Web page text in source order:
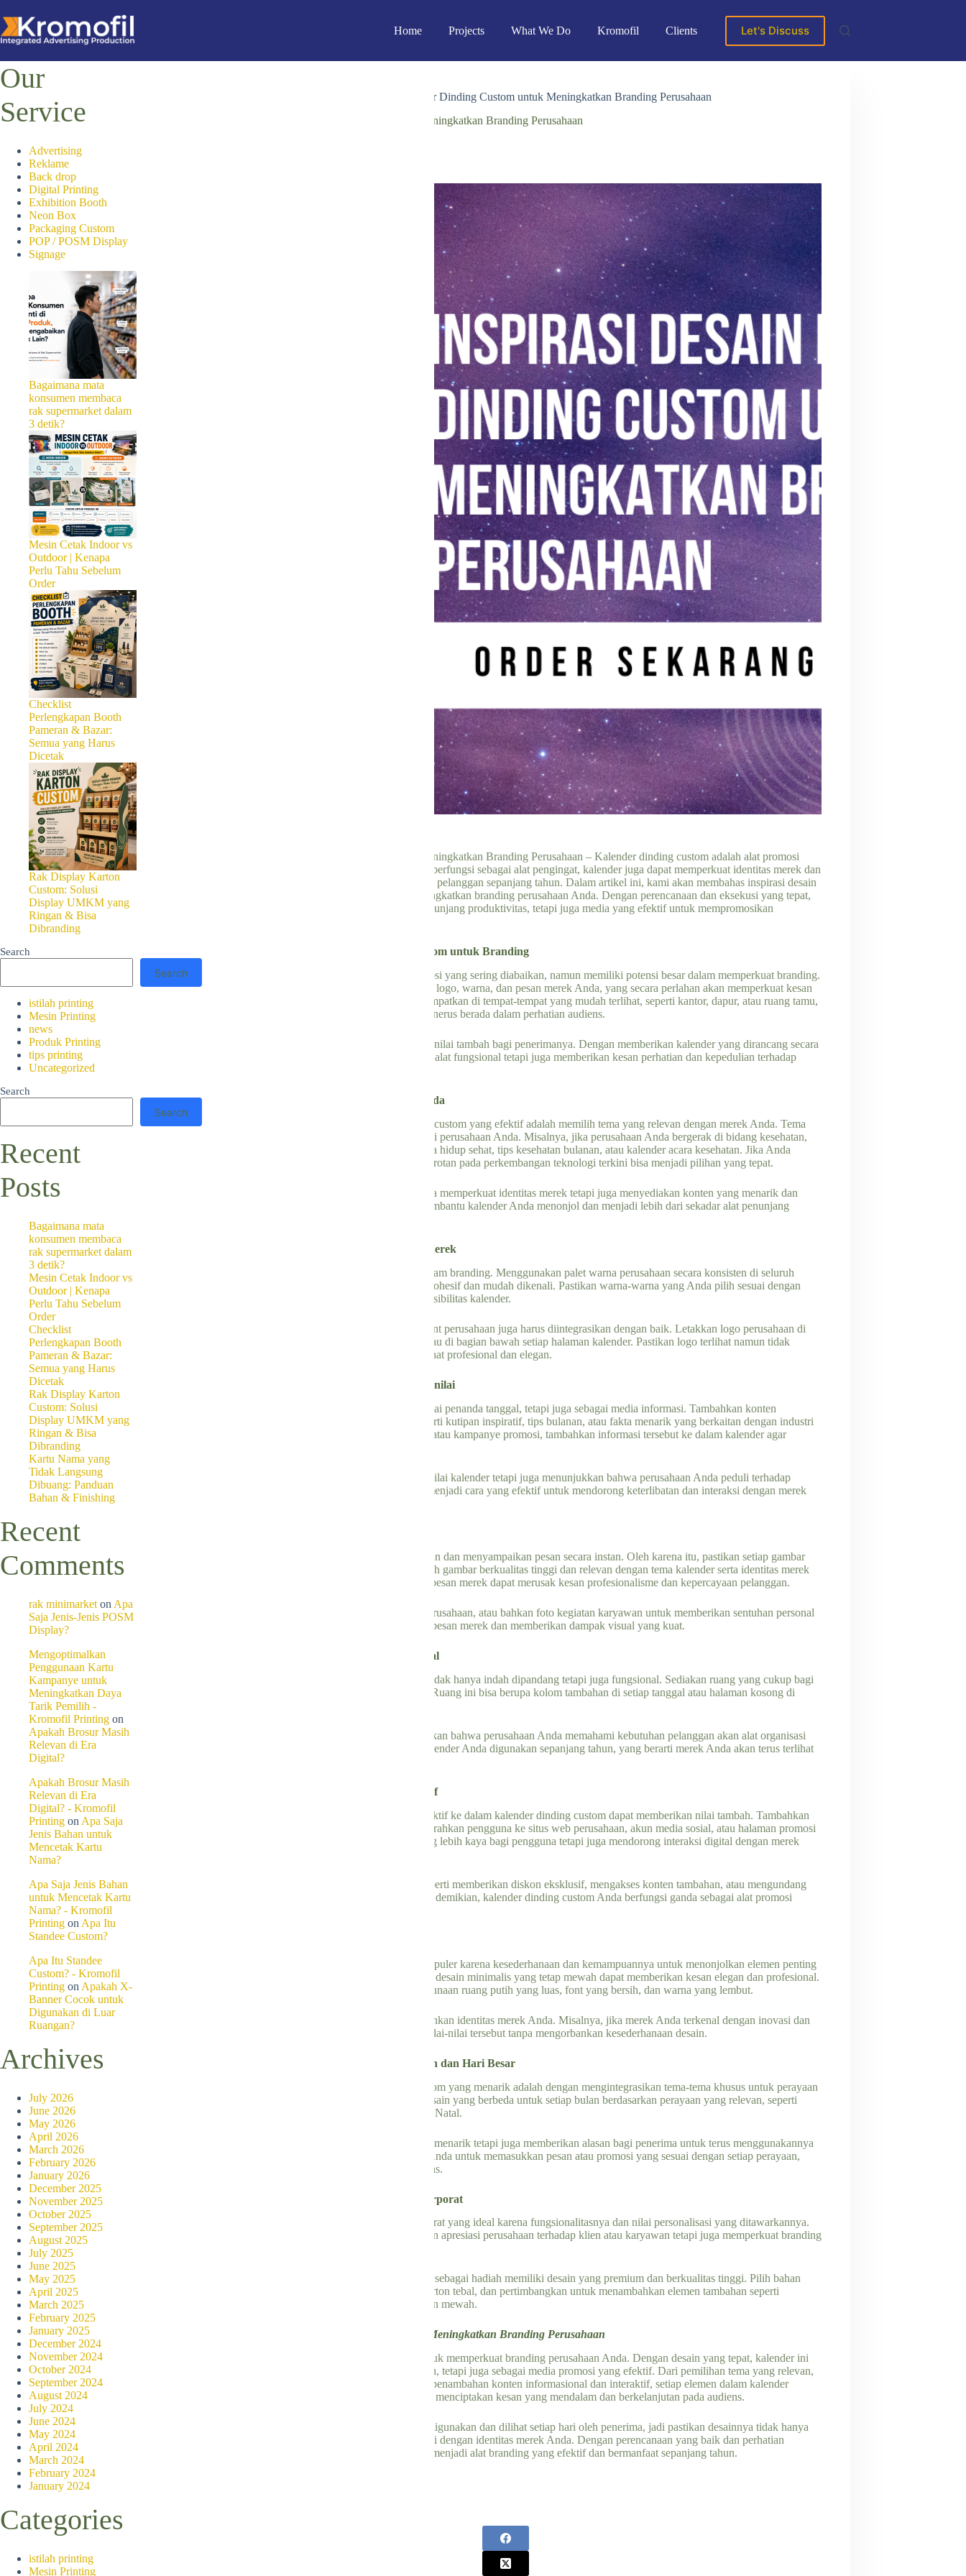
Home Projects What We Do Kromofil Clients Let's Discuss
Inspirasi Desain Kalender Dinding Custom untuk Meningkatkan Branding Perusahaan
Inspirasi Desain Kalender Dinding Custom untuk Meningkatkan Branding Perusahaan
Inspirasi Desain Kalender Dinding Custom untuk Meningkatkan Branding Perusahaan – Kalender dinding custom adalah alat promosi
yang serbaguna dan efektif untuk perusahaan. Selain berfungsi sebagai alat pengingat, kalender juga dapat memperkuat identitas merek dan
menjaga brand Anda tetap hadir di hadapan klien atau pelanggan sepanjang tahun. Dalam artikel ini, kami akan membahas inspirasi desain
kalender dinding custom yang dapat membantu meningkatkan branding perusahaan Anda. Dengan perencanaan dan eksekusi yang tepat,
kalender dinding custom tidak hanya menjadi alat penunjang produktivitas, tetapi juga media yang efektif untuk mempromosikan
1. Memahami Pentingnya Kalender Dinding Custom untuk Branding
Kalender dinding custom adalah salah satu alat promosi yang sering diabaikan, namun memiliki potensi besar dalam memperkuat branding.
Setiap bulan, pelanggan atau klien Anda akan melihat logo, warna, dan pesan merek Anda, yang secara perlahan akan memperkuat kesan
merek di benak mereka. Kalender ini juga sering ditempatkan di tempat-tempat yang mudah terlihat, seperti kantor, dapur, atau ruang tamu,
sehingga memungkinkan merek Anda untuk terus-menerus berada dalam perhatian audiens.
Selain itu, kalender dinding custom juga memberikan nilai tambah bagi penerimanya. Dengan memberikan kalender yang dirancang secara
personal dan menarik, Anda tidak hanya memberikan alat fungsional tetapi juga memberikan kesan perhatian dan kepedulian terhadap
2. Memilih Tema yang Relevan dengan Merek Anda
Langkah pertama dalam merancang kalender dinding custom yang efektif adalah memilih tema yang relevan dengan merek Anda. Tema
kalender harus mencerminkan nilai-nilai, visi, dan misi perusahaan Anda. Misalnya, jika perusahaan Anda bergerak di bidang kesehatan,
Anda dapat memilih tema yang berkaitan dengan gaya hidup sehat, tips kesehatan bulanan, atau kalender acara kesehatan. Jika Anda
berada di industri teknologi, tema futuristik dengan sorotan pada perkembangan teknologi terkini bisa menjadi pilihan yang tepat.
Dengan memilih tema yang relevan, Anda tidak hanya memperkuat identitas merek tetapi juga menyediakan konten yang menarik dan
berguna bagi audiens Anda. Tema yang kuat juga membantu kalender Anda menonjol dan menjadi lebih dari sekadar alat penunjang
3. Mengintegrasikan Warna dan Elemen Visual Merek
Warna adalah salah satu elemen visual paling kuat dalam branding. Menggunakan palet warna perusahaan secara konsisten di seluruh
kalender membantu menciptakan kesan merek yang kohesif dan mudah dikenali. Pastikan warna-warna yang Anda pilih sesuai dengan
identitas visual merek Anda dan tidak mengganggu visibilitas kalender.
Selain warna, elemen visual seperti logo, ikon, dan font perusahaan juga harus diintegrasikan dengan baik. Letakkan logo perusahaan di
tempat yang strategis, misalnya di sudut kanan atas atau di bagian bawah setiap halaman kalender. Pastikan logo terlihat namun tidak
mendominasi keseluruhan desain, sehingga tetap terlihat profesional dan elegan.
4. Menambahkan Konten Informasional yang Bernilai
Kalender dinding custom tidak hanya berfungsi sebagai penanda tanggal, tetapi juga sebagai media informasi. Tambahkan konten
informasional yang bernilai untuk audiens Anda, seperti kutipan inspiratif, tips bulanan, atau fakta menarik yang berkaitan dengan industri
Anda. Jika perusahaan Anda memiliki event bulanan atau kampanye promosi, tambahkan informasi tersebut ke dalam kalender agar
Konten informasional ini tidak hanya meningkatkan nilai kalender tetapi juga menunjukkan bahwa perusahaan Anda peduli terhadap
edukasi dan kepuasan pelanggannya. Ini juga dapat menjadi cara yang efektif untuk mendorong keterlibatan dan interaksi dengan merek
Gambar memiliki kemampuan untuk menarik perhatian dan menyampaikan pesan secara instan. Oleh karena itu, pastikan setiap gambar
yang digunakan dalam kalender dinding custom adalah gambar berkualitas tinggi dan relevan dengan tema kalender serta identitas merek
Anda. Gambar yang buram atau tidak sesuai dengan pesan merek dapat merusak kesan profesionalisme dan kepercayaan pelanggan.
Anda dapat menggunakan gambar produk, proyek perusahaan, atau bahkan foto kegiatan karyawan untuk memberikan sentuhan personal
pada kalender. Pastikan gambar tersebut mendukung pesan merek dan memberikan dampak visual yang kuat.
6. Menyediakan Ruang untuk Catatan dan Jadwal
Kalender dinding yang efektif adalah kalender yang tidak hanya indah dipandang tetapi juga fungsional. Sediakan ruang yang cukup bagi
pengguna untuk mencatat acara, janji, atau to-do list. Ruang ini bisa berupa kolom tambahan di setiap tanggal atau halaman kosong di
Dengan menyediakan ruang catatan, Anda menunjukkan bahwa perusahaan Anda memahami kebutuhan pelanggan akan alat organisasi
yang praktis. Ini juga meningkatkan kemungkinan kalender Anda digunakan sepanjang tahun, yang berarti merek Anda akan terus terlihat
7. Menambahkan Kode QR atau Tautan Interaktif
Di era digital saat ini, mengintegrasikan elemen interaktif ke dalam kalender dinding custom dapat memberikan nilai tambah. Tambahkan
kode QR atau tautan yang dapat di-scan untuk mengarahkan pengguna ke situs web perusahaan, akun media sosial, atau halaman promosi
khusus. Ini tidak hanya memberikan pengalaman yang lebih kaya bagi pengguna tetapi juga mendorong interaksi digital dengan merek
Kode QR dapat digunakan untuk berbagai tujuan, seperti memberikan diskon eksklusif, mengakses konten tambahan, atau mengundang
pelanggan untuk berpartisipasi dalam survey. Dengan demikian, kalender dinding custom Anda berfungsi ganda sebagai alat promosi
Minimalisme dalam desain telah menjadi tren yang populer karena kesederhanaan dan kemampuannya untuk menonjolkan elemen penting
tanpa mengganggu. Kalender dinding custom dengan desain minimalis yang tetap mewah dapat memberikan kesan elegan dan profesional.
Pilihlah elemen desain yang sederhana, seperti penggunaan ruang putih yang luas, font yang bersih, dan warna yang lembut.
Namun, pastikan desain minimalis ini tetap mencerminkan identitas merek Anda. Misalnya, jika merek Anda terkenal dengan inovasi dan
kreativitas, tambahkan elemen yang mencerminkan nilai-nilai tersebut tanpa mengorbankan kesederhanaan desain.
9. Kalender dengan Tema Khusus untuk Perayaan dan Hari Besar
Salah satu cara untuk membuat kalender dinding custom yang menarik adalah dengan mengintegrasikan tema-tema khusus untuk perayaan
dan hari besar. Misalnya, Anda dapat menciptakan desain yang berbeda untuk setiap bulan berdasarkan perayaan yang relevan, seperti
Tahun Baru, Hari Valentine, Hari Kemerdekaan, atau Natal.
Tema khusus ini tidak hanya membuat kalender lebih menarik tetapi juga memberikan alasan bagi penerima untuk terus menggunakannya
sepanjang tahun. Selain itu, ini juga memungkinkan Anda untuk memasukkan pesan atau promosi yang sesuai dengan setiap perayaan,
memperkuat hubungan antara merek Anda dan audiens.
10. Kalender Dinding Custom sebagai Hadiah Korporat
Kalender dinding custom adalah pilihan hadiah korporat yang ideal karena fungsionalitasnya dan nilai personalisasi yang ditawarkannya.
Sebagai hadiah, kalender ini tidak hanya menunjukkan apresiasi perusahaan terhadap klien atau karyawan tetapi juga memperkuat branding
Pastikan kalender dinding custom yang Anda berikan sebagai hadiah memiliki desain yang premium dan berkualitas tinggi. Pilih bahan
yang tahan lama, seperti kertas berlapis atau kertas karton tebal, dan pertimbangkan untuk menambahkan elemen tambahan seperti
embossing atau stamping foil untuk memberikan kesan mewah.
Inspirasi Desain Kalender Dinding Custom untuk Meningkatkan Branding Perusahaan
Kalender dinding custom adalah alat yang ampuh untuk memperkuat branding perusahaan Anda. Dengan desain yang tepat, kalender ini
dapat menjadi lebih dari sekadar alat penunjang waktu, tetapi juga sebagai media promosi yang efektif. Dari pemilihan tema yang relevan,
penggunaan warna dan elemen visual merek, hingga penambahan konten informasional dan interaktif, setiap elemen dalam kalender
dinding custom harus dirancang dengan cermat untuk menciptakan kesan yang mendalam dan berkelanjutan pada audiens.
Ingatlah bahwa kalender dinding custom Anda akan digunakan dan dilihat setiap hari oleh penerima, jadi pastikan desainnya tidak hanya
menarik secara visual tetapi juga fungsional dan sesuai dengan identitas merek Anda. Dengan perencanaan yang baik dan perhatian
terhadap detail, kalender dinding custom Anda dapat menjadi alat branding yang efektif dan bermanfaat sepanjang tahun.
Our
Service
Advertising
Reklame
Back drop
Digital Printing
Exhibition Booth
Neon Box
Packaging Custom
POP / POSM Display
Signage
Bagaimana mata
konsumen membaca
rak supermarket dalam
3 detik?
Mesin Cetak Indoor vs
Outdoor | Kenapa
Perlu Tahu Sebelum
Order
Checklist
Perlengkapan Booth
Pameran & Bazar:
Semua yang Harus
Dicetak
Rak Display Karton
Custom: Solusi
Display UMKM yang
Ringan & Bisa
Dibranding
Search
Search
istilah printing
Mesin Printing
news
Produk Printing
tips printing
Uncategorized
Search
Search
Recent
Posts
Bagaimana mata
konsumen membaca
rak supermarket dalam
3 detik?
Mesin Cetak Indoor vs
Outdoor | Kenapa
Perlu Tahu Sebelum
Order
Checklist
Perlengkapan Booth
Pameran & Bazar:
Semua yang Harus
Dicetak
Rak Display Karton
Custom: Solusi
Display UMKM yang
Ringan & Bisa
Dibranding
Kartu Nama yang
Tidak Langsung
Dibuang: Panduan
Bahan & Finishing
Recent
Comments
rak minimarket on Apa
Saja Jenis-Jenis POSM
Display?
Mengoptimalkan
Penggunaan Kartu
Kampanye untuk
Meningkatkan Daya
Tarik Pemilih -
Kromofil Printing on
Apakah Brosur Masih
Relevan di Era
Digital?
Apakah Brosur Masih
Relevan di Era
Digital? - Kromofil
Printing on Apa Saja
Jenis Bahan untuk
Mencetak Kartu
Nama?
Apa Saja Jenis Bahan
untuk Mencetak Kartu
Nama? - Kromofil
Printing on Apa Itu
Standee Custom?
Apa Itu Standee
Custom? - Kromofil
Printing on Apakah X-
Banner Cocok untuk
Digunakan di Luar
Ruangan?
Archives
July 2026
June 2026
May 2026
April 2026
March 2026
February 2026
January 2026
December 2025
November 2025
October 2025
September 2025
August 2025
July 2025
June 2025
May 2025
April 2025
March 2025
February 2025
January 2025
December 2024
November 2024
October 2024
September 2024
August 2024
July 2024
June 2024
May 2024
April 2024
March 2024
February 2024
January 2024
Categories
istilah printing
Mesin Printing